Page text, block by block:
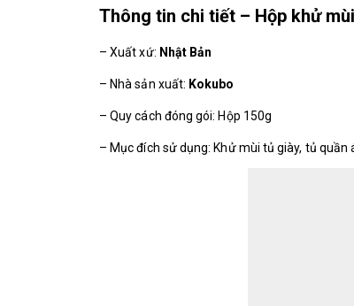
Thông tin chi tiết – Hộp khử
– Xuất xứ: Nhật Bản
– Nhà sản xuất: Kokubo
– Quy cách đóng gói: Hộp 150g
– Mục đích sử dụng: Khử mùi tủ giày, tủ quần